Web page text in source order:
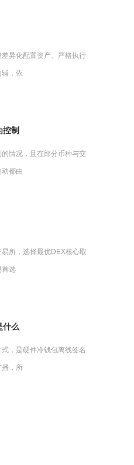
异化配置资产、严格执行
，依
制
情况，且在部分币种与交
都由
所，选择最优DEX核心取
首选
什么
，是硬件冷钱包离线签名
播，所